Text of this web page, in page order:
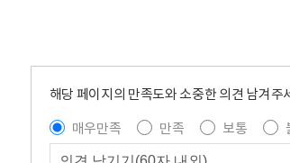
해당 페이지의 만족도와 소중한 의견 남겨주
매우만족
만족 보통